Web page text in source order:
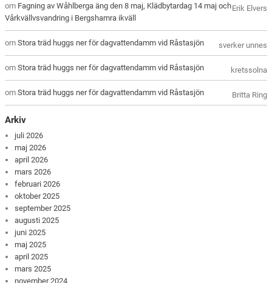
Erik Elvers
om Fagning av Wåhlberga äng den 8 maj, Klädbytardag 14 maj och
Vårkvällvsvandring i Bergshamra ikväll
sverker unnes
omStora träd huggs ner för dagvattendamm vid Råstasjön
kretssolna
omStora träd huggs ner för dagvattendamm vid Råstasjön
Britta Ring
omStora träd huggs ner för dagvattendamm vid Råstasjön
Arkiv
juli 2026
maj 2026
april 2026
mars 2026
februari 2026
oktober 2025
september 2025
augusti 2025
juni 2025
maj 2025
april 2025
mars 2025
november 2024